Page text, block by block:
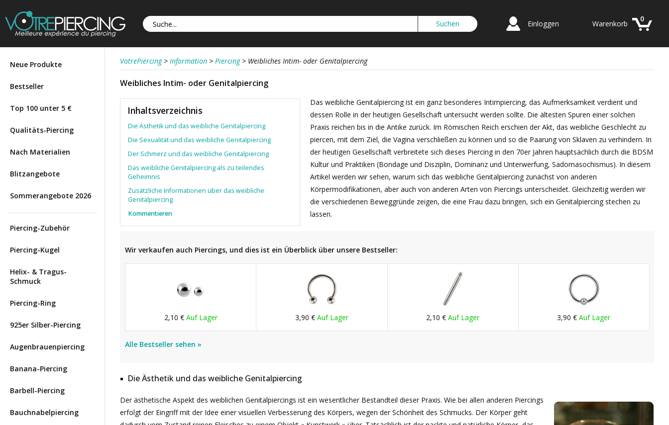
Einloggen
0
Warenkorb
Neue Produkte
Bestseller
Top 100 unter 5 €
Qualitäts-Piercing
Nach Materialien
Blitzangebote
Sommerangebote 2026
Piercing-Zubehör
Piercing-Kugel
Helix- & Tragus-
Schmuck
Piercing-Ring
925er Silber-Piercing
Augenbrauenpiercing
Banana-Piercing
Barbell-Piercing
Bauchnabelpiercing
VotrePiercing > Information > Piercing > Weibliches Intim- oder Genitalpiercing
Weibliches Intim- oder Genitalpiercing
Inhaltsverzeichnis
Die Ästhetik und das weibliche Genitalpiercing
Die Sexualität und das weibliche Genitalpiercing
Der Schmerz und das weibliche Genitalpiercing
Das weibliche Genitalpiercing als zu teilendes
Geheimnis
Zusätzliche Informationen über das weibliche
Genitalpiercing
Kommentieren
Das weibliche Genitalpiercing ist ein ganz besonderes Intimpiercing, das Aufmerksamkeit verdient und
dessen Rolle in der heutigen Gesellschaft untersucht werden sollte. Die ältesten Spuren einer solchen
Praxis reichen bis in die Antike zurück. Im Römischen Reich erschien der Akt, das weibliche Geschlecht zu
piercen, mit dem Ziel, die Vagina verschließen zu können und so die Paarung von Sklaven zu verhindern. In
der heutigen Gesellschaft verbreitete sich dieses Piercing in den 70er Jahren hauptsächlich durch die BDSM
Kultur und Praktiken (Bondage und Disziplin, Dominanz und Unterwerfung, Sadomasochismus). In diesem
Artikel werden wir sehen, warum sich das weibliche Genitalpiercing zunächst von anderen
Körpermodifikationen, aber auch von anderen Arten von Piercings unterscheidet. Gleichzeitig werden wir
die verschiedenen Beweggründe zeigen, die eine Frau dazu bringen, sich ein Genitalpiercing stechen zu
lassen.
Wir verkaufen auch Piercings, und dies ist ein Überblick über unsere Bestseller:
2,10 € Auf Lager 3,90 € Auf Lager 2,10 €Auf Lager 3,90 €Auf Lager
Alle Bestseller sehen »
Die Ästhetik und das weibliche Genitalpiercing
Der ästhetische Aspekt des weiblichen Genitalpiercings ist ein wesentlicher Bestandteil dieser Praxis. Wie bei allen anderen Piercings
erfolgt der Eingriff mit der Idee einer visuellen Verbesserung des Körpers, wegen der Schönheit des Schmucks. Der Körper geht